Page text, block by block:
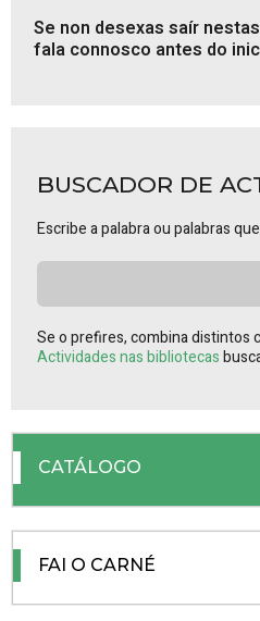
Se non desexas saír
fala connosco antes do
BUSCADOR DE
Escribe a palabra ou palabras
Se o prefires, combina distintos
Actividades nas bibliotecas
CATÁLOGO
FAI O CARNÉ